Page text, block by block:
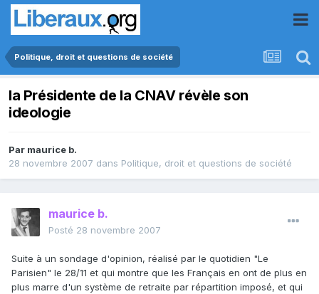
Politique, droit et questions de société
la Présidente de la CNAV révèle son
ideologie
Par maurice b.
28 novembre 2007 dans Politique, droit et questions de société
maurice b.
Posté 28 novembre 2007
Suite à un sondage d'opinion, réalisé par le quotidien "Le
Parisien" le 28/11 et qui montre que les Français en ont de plus en
plus marre d'un système de retraite par répartition imposé, et qui